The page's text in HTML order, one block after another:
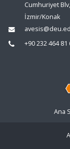
Cumhuriyet
İzmir/Konak
+90 232 464 81
Ana